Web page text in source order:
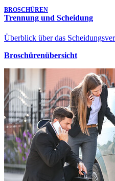
BROSCHÜREN
Trennung und Scheidung
Überblick über das
Broschürenübersicht